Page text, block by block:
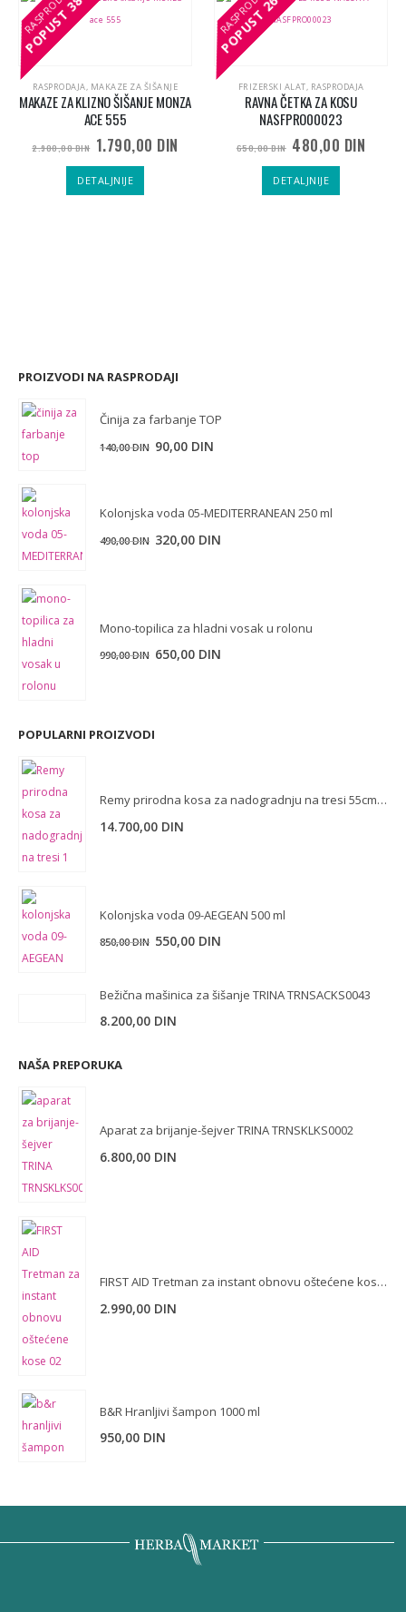
,RASPRODAJA
POPUST
POPUST
RASPRODAJA, MAKAZE ZA ŠIŠANJE
MAKAZE ZA KLIZNO ŠIŠANJE MONZA
ACE 555
2.900,00DIN Originalna
cena
je
bila:
2.900,00 DIN.
1.790,00 DIN
DETALJNIJE
POPUST
POPUST
FRIZERSKI ALAT, RASPRODAJA
RAVNA ČETKA ZA KOSU
NASFPRO00023
650,00DIN 480,00 DIN
DETALJNIJE
PROIZVODI NA RASPRODAJI
Činija za farbanje TOP
140,00DIN 90,00 DIN
Kolonjska voda 05-MEDITERRANEAN 250 ml
490,00DIN Originalna
490,00 DIN.
320,00 DIN
Mono-topilica za hladni vosak u rolonu
990,00DIN Originalna
650,00 DIN
POPULARNI PROIZVODI
Remy prirodna kosa za nadogradnju na tresi 55cm - 1
14.700,00 DIN
Kolonjska voda 09-AEGEAN 500 ml
850,00DIN Originalna
bila:
850,00 DIN.
550,00 DIN
550,00 DIN.
Bežična mašinica za šišanje TRINA TRNSACKS0043
8.200,00 DIN
NAŠA PREPORUKA
Aparat za brijanje-šejver TRINA TRNSKLKS0002
6.800,00 DIN
FIRST AID Tretman za instant obnovu oštećene kose 02-debela dlaka 150 ml
2.990,00 DIN
B&R Hranljivi šampon 1000 ml
950,00 DIN